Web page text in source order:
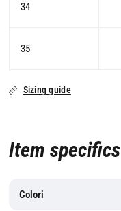
34
35
Sizing guide
Item specifics
Colori